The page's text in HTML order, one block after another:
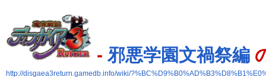
-邪悪学園文禍祭編
http://disgaea3return.gamedb.info/wiki/